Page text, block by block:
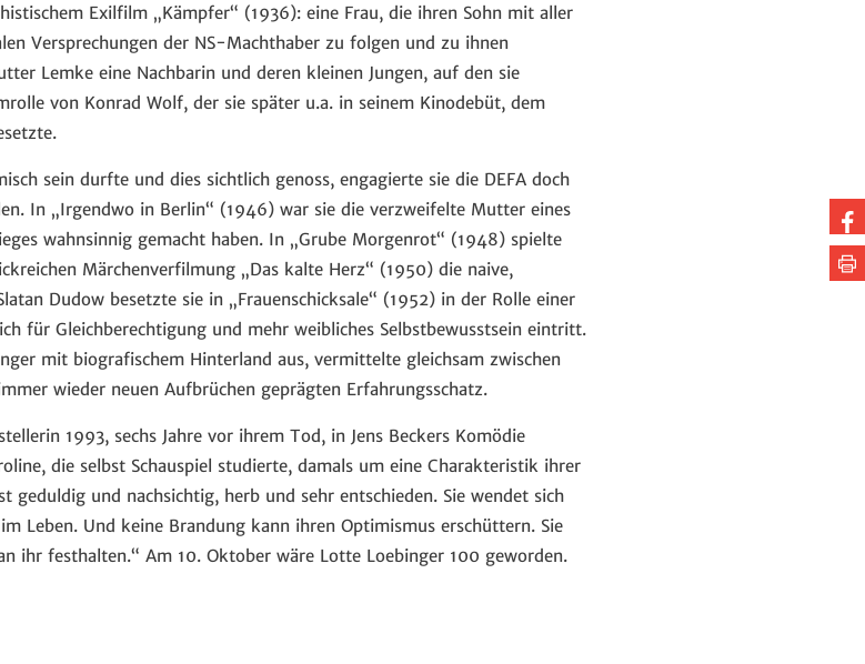
Exilfilm „Kämpfer“ (1936): eine Frau, die ihren Sohn mit aller
Versprechungen der NS-Machthaber zu folgen und zu ihnen
Lemke eine Nachbarin und deren kleinen Jungen, auf den sie
von Konrad Wolf, der sie später u.a. in seinem Kinodebüt, dem
sein durfte und dies sichtlich genoss, engagierte sie die DEFA doch
In „Irgendwo in Berlin“ (1946) war sie die verzweifelte Mutter eines
wahnsinnig gemacht haben. In „Grube Morgenrot“ (1948) spielte
Märchenverfilmung „Das kalte Herz“ (1950) die naive,
Dudow besetzte sie in „Frauenschicksale“ (1952) in der Rolle einer
für Gleichberechtigung und mehr weibliches Selbstbewusstsein eintritt.
mit biografischem Hinterland aus, vermittelte gleichsam zwischen
wieder neuen Aufbrüchen geprägten Erfahrungsschatz.
1993, sechs Jahre vor ihrem Tod, in Jens Beckers Komödie
die selbst Schauspiel studierte, damals um eine Charakteristik ihrer
geduldig und nachsichtig, herb und sehr entschieden. Sie wendet sich
Leben. Und keine Brandung kann ihren Optimismus erschüttern. Sie
ihr festhalten.“ Am 10. Oktober wäre Lotte Loebinger 100 geworden.